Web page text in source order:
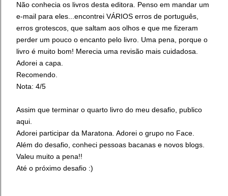
Não conhecia os livros desta editora. Penso em mandar um
e-mail para eles...encontrei VÁRIOS erros de português,
erros grotescos, que saltam aos olhos e que me fizeram
perder um pouco o encanto pelo livro. Uma pena, porque o
livro é muito bom! Merecia uma revisão mais cuidadosa.
Adorei a capa.
Recomendo.
Nota: 4/5
Assim que terminar o quarto livro do meu desafio, publico
aqui.
Adorei participar da Maratona. Adorei o grupo no Face.
Além do desafio, conheci pessoas bacanas e novos blogs.
Valeu muito a pena!!
Até o próximo desafio :)